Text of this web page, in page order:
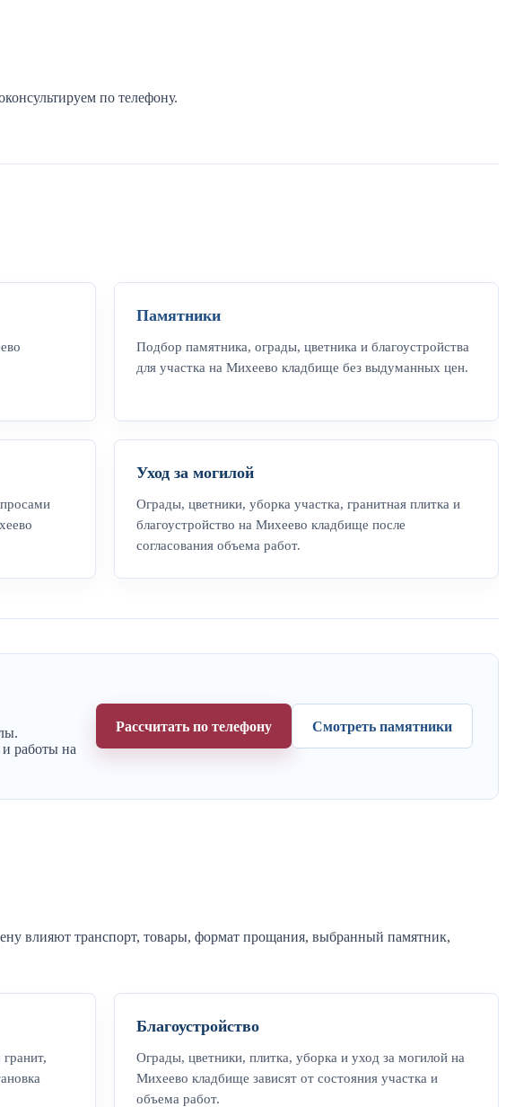
по телефону.
Памятники
Подбор памятника, ограды, цветника и благоустройства
для участка на Михеево кладбище без выдуманных цен.
Уход за могилой
Ограды, цветники, уборка участка, гранитная плитка и
благоустройство на Михеево кладбище после
согласования объема работ.
и работы на
Рассчитать по телефону Смотреть памятники
влияют транспорт, товары, формат прощания, выбранный памятник,
Благоустройство
Ограды, цветники, плитка, уборка и уход за могилой на
Михеево кладбище зависят от состояния участка и
объема работ.